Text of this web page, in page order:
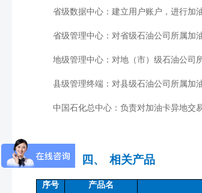
省级数据中心：建立用户账户，进行加
省级管理中心：对省级石油公司所属加
地级管理中心：对地（市）级石油公司
县级管理终端：对县级石油公司所属加
中国石化总中心：负责对加油卡异地交
四、 相关产品
序号 产品名